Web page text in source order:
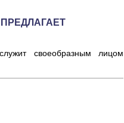
своеобразным лицом